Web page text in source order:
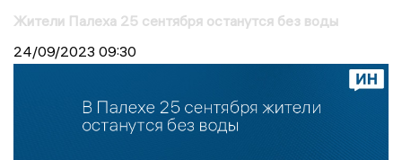
Жители Палеха 25 сентября останутся без воды
24/09/2023 09:30